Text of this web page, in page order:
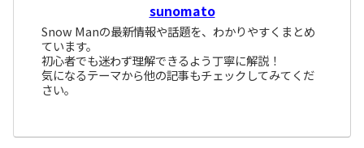
sunomato
Snow Manの最新情報や話題を、わかりやすくまとめ
ています。
初心者でも迷わず理解できるよう丁寧に解説！
気になるテーマから他の記事もチェックしてみてくだ
さい。